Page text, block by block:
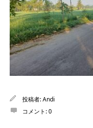
投稿者:Andi
コメント:0